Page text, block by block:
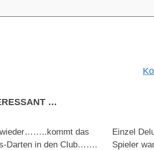
…
das
Darten in den Club…….
Einzel
Spieler